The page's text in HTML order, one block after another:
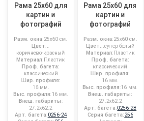
Рама 25x60 для
картин и
фотографий
Разм. окна:25x60 см.
Цвет..:
коричнево-красный
Материал:Пластик
Проф. багета:
классический
Шир. профиля:
16 мм.
Выс. профиля:16 мм.
Внеш. габариты:
27.2x62.2
Арт. багета:0256-24
Рама 25x60 для
картин и
фотографий
Разм. окна:25x60 см.
Цвет..:супер белый
Материал:Пластик
Проф. багета:
классический
Шир. профиля:
16 мм.
Выс. профиля:16 мм.
Внеш. габариты:
27.2x62.2
Арт. багета:0256-28
Серия багета:256